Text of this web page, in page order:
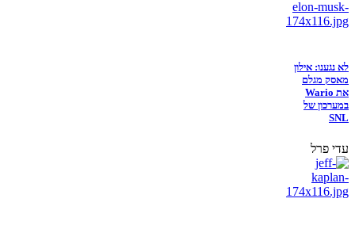
לא נגענו: אילון
מאסק מגלם
את Wario
במערכון של
SNL
עדי פרל